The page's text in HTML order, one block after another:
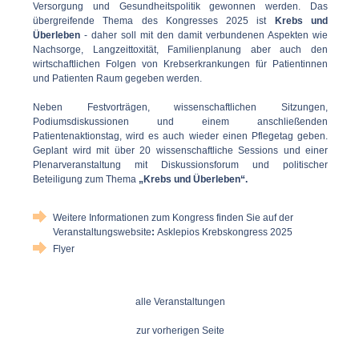
Versorgung und Gesundheitspolitik gewonnen werden. Das
übergreifende Thema des Kongresses 2025 ist
Krebs und
Überleben - daher soll mit den damit verbundenen Aspekten wie
Nachsorge, Langzeittoxität, Familienplanung aber auch den
wirtschaftlichen Folgen von Krebserkrankungen für Patientinnen
und Patienten Raum gegeben werden.
Neben Festvorträgen, wissenschaftlichen Sitzungen,
Podiumsdiskussionen und einem anschließenden
Patientenaktionstag, wird es auch wieder einen Pflegetag geben.
Geplant wird mit über 20 wissenschaftliche Sessions und einer
Plenarveranstaltung mit Diskussionsforum und politischer
Beteiligung zum Thema „Krebs und Überleben“.
Weitere Informationen zum Kongress finden Sie auf der
Veranstaltungswebsite: Asklepios Krebskongress 2025
Flyer
alle Veranstaltungen
zur vorherigen Seite